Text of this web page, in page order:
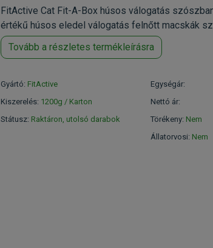
FitActive Cat Fit-A-Box húsos válogatás
értékű húsos eledel válogatás felnőtt macskák
Tovább a részletes termékleírásra
Gyártó: FitActive
Kiszerelés: 1200g / Karton
Státusz: Raktáron, utolsó darabok
Egységár:
Nettó ár:
Törékeny: Nem
Állatorvosi: Nem